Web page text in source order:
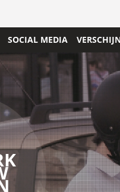
SOCIAL MEDIA